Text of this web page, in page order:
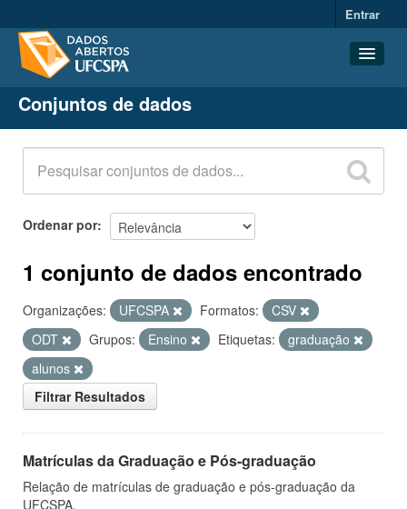
Entrar
Conjuntos de dados
Organizações
Grupos
Sobre
Conjuntos de dados
Ordenar por
1 conjunto de dados encontrado
Organizações: UFCSPA Formatos:
CSV
ODT
Grupos: Ensino Etiquetas:
graduação
alunos
Filtrar Resultados
Matrículas da Graduação e Pós-graduação
Relação de matrículas de graduação e pós-graduação da
UFCSPA.